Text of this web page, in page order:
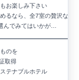
お楽しみ下さい
るなら、全7室の贅沢な空
んでみてはいかが…
のを
取得
テナブルホテル